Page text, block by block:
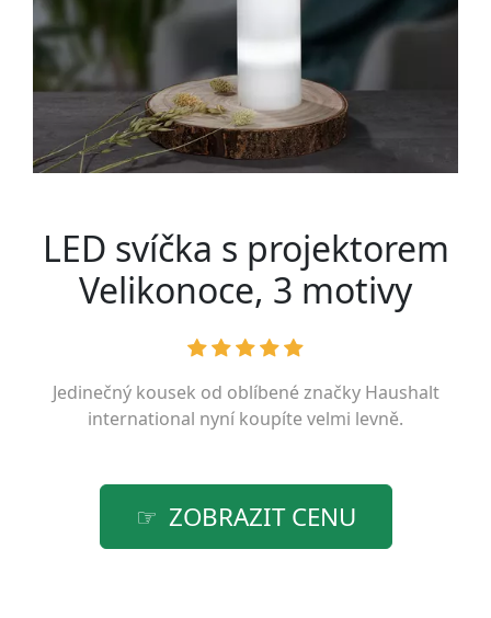
LED svíčka s projektorem
Velikonoce, 3 motivy
Jedinečný kousek od oblíbené značky Haushalt
international nyní koupíte velmi levně.
ZOBRAZIT CENU